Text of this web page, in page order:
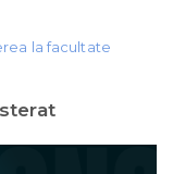
la facultate